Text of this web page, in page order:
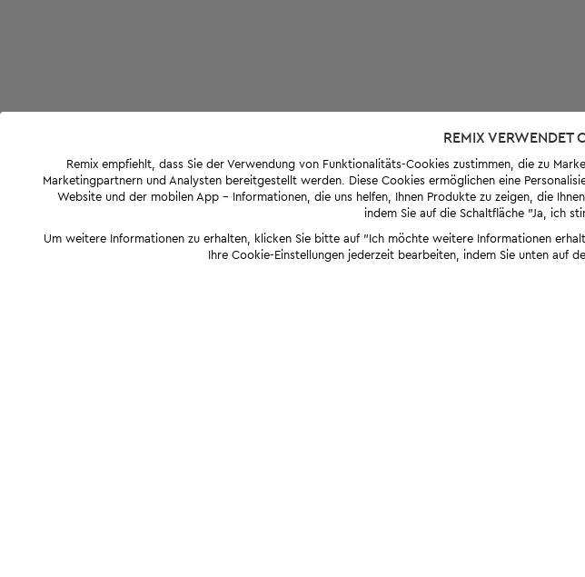
REMIX VERWENDET
Remix empfiehlt, dass Sie der Verwendung von Funktionalitäts-Cookies zustimmen, die zu
Marketingpartnern und Analysten bereitgestellt werden. Diese Cookies ermöglichen eine
Website und der mobilen App - Informationen, die uns helfen, Ihnen Produkte zu zeigen, die
indem Sie auf die Schaltfläche "Ja, ich
Um weitere Informationen zu erhalten, klicken Sie bitte auf "Ich möchte weitere Informationen
Ihre Cookie-Einstellungen jederzeit bearbeiten, indem Sie unten auf